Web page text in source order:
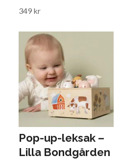
349 kr
Pop-up-leksak –
Lilla Bondgården